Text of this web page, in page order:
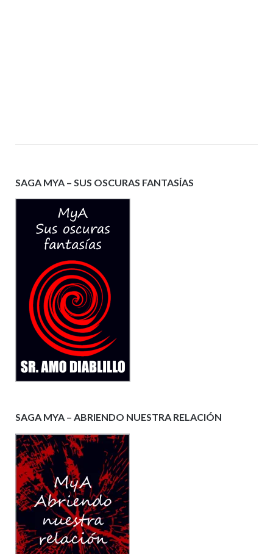
SAGA MYA – SUS OSCURAS FANTASÍAS
SAGA MYA – ABRIENDO NUESTRA RELACIÓN